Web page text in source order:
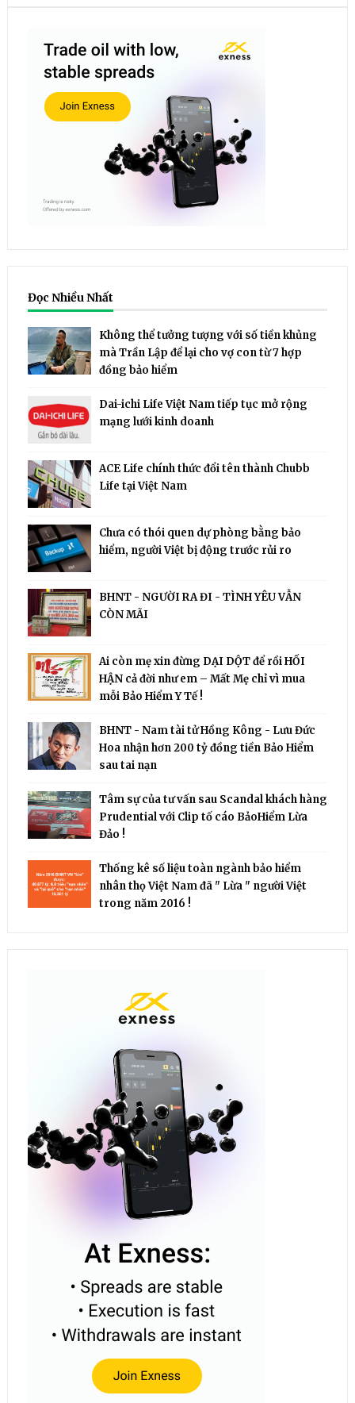
Đọc Nhiều Nhất
Không thể tưởng tượng với số tiền khủng
mà Trần Lập để lại cho vợ con từ 7 hợp
đồng bảo hiểm
Dai-ichi Life Việt Nam tiếp tục mở rộng
mạng lưới kinh doanh
ACE Life chính thức đổi tên thành Chubb
Life tại Việt Nam
Chưa có thói quen dự phòng bằng bảo
hiểm, người Việt bị động trước rủi ro
BHNT - NGƯỜI RA ĐI - TÌNH YÊU VẪN
CÒN MÃI
Ai còn mẹ xin đừng DẠI DỘT để rồi HỐI
HẬN cả đời như em – Mất Mẹ chỉ vì mua
mỗi Bảo Hiểm Y Tế !
BHNT - Nam tài tử Hồng Kông - Lưu Đức
Hoa nhận hơn 200 tỷ đồng tiền Bảo Hiểm
sau tai nạn
Tâm sự của tư vấn sau Scandal khách hàng
Prudential với Clip tố cáo BảoHiểm Lừa
Đảo !
Thống kê số liệu toàn ngành bảo hiểm
nhân thọ Việt Nam đã " Lừa " người Việt
trong năm 2016 !